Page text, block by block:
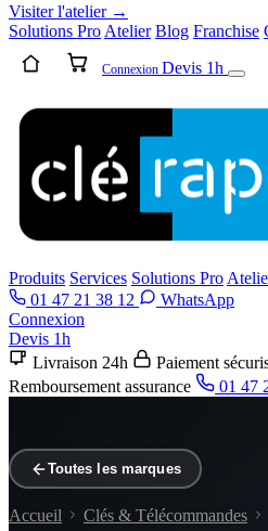
Visiter l'atelier →
Solutions Pro Atelier Blog Franchise
Connexion Devis 1h
Produits Services Solutions Pro
01 47 21 38 12
WhatsApp
Connexion
Devis 1h
Livraison 24h
Paiement
Remboursement assurance
01 47
Toutes les marques
Accueil Clés & Télécommandes